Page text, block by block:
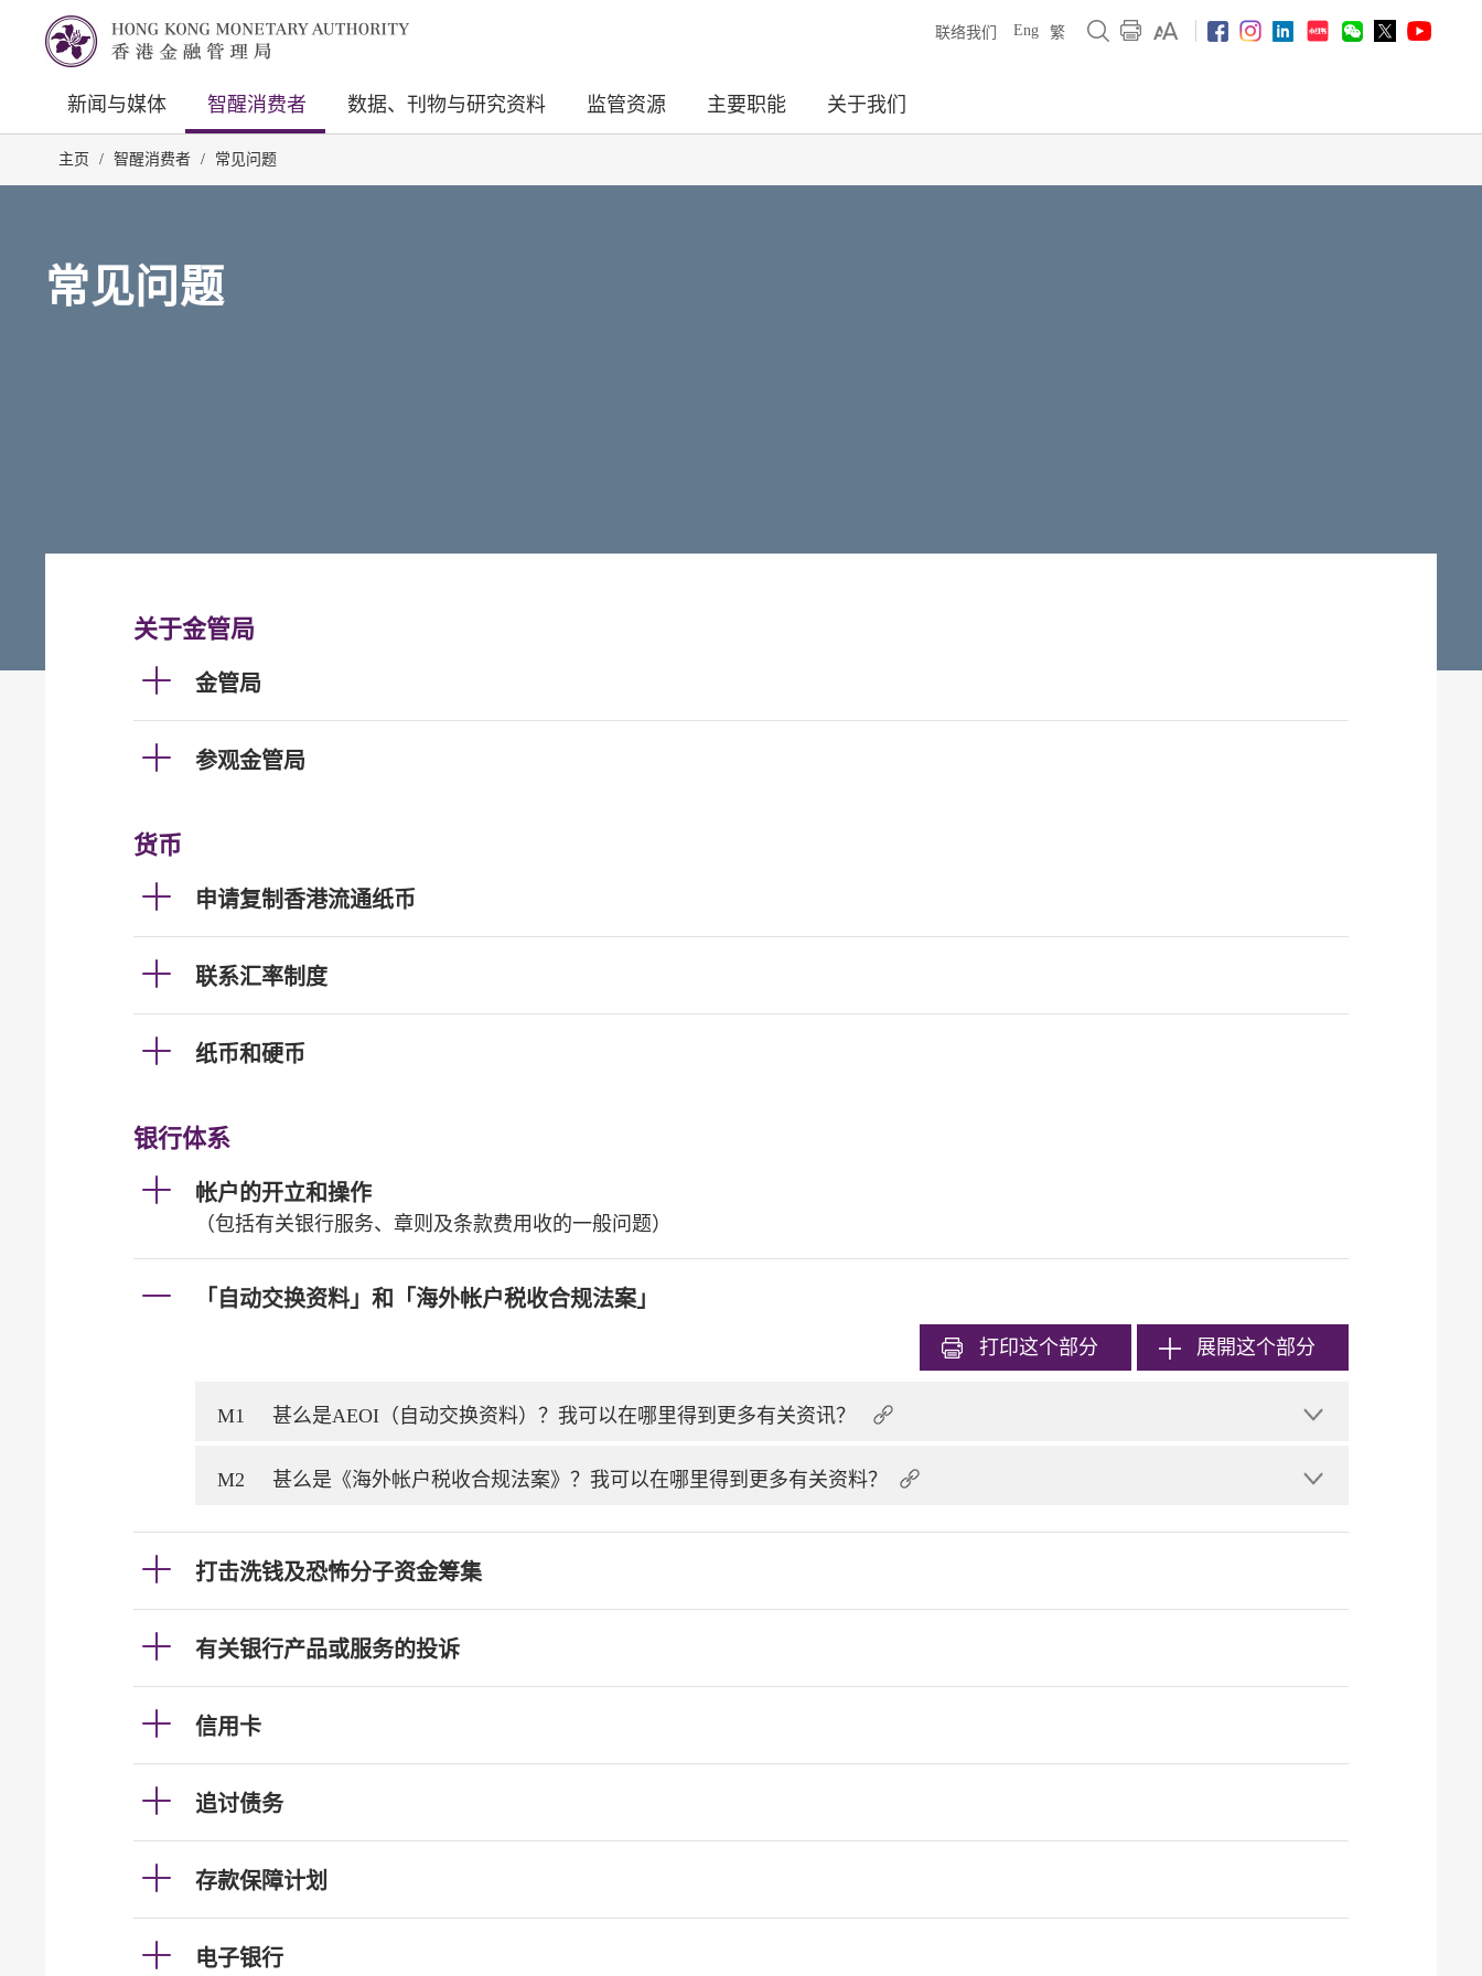
联络我们 Eng 繁
新闻与媒体 智醒消费者 数据、刊物与研究资料 监管资源 主要职能 关于我们
主页 / 智醒消费者 / 常见问题
常见问题
关于金管局
金管局
参观金管局
货币
申请复制香港流通纸币
联系汇率制度
纸币和硬币
银行体系
帐户的开立和操作
（包括有关银行服务、章则及条款费用收的一般问题）
「自动交换资料」和「海外帐户税收合规法案」
打印这个部分 展開这个部分
M1 甚么是AEOI（自动交换资料）？我可以在哪里得到更多有关资讯？
M2 甚么是《海外帐户税收合规法案》？我可以在哪里得到更多有关资料？
打击洗钱及恐怖分子资金筹集
有关银行产品或服务的投诉
信用卡
追讨债务
存款保障计划
电子银行